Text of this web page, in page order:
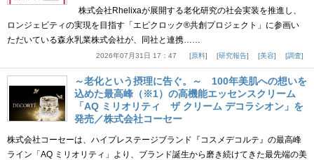
株式会社Rhelixaが展開する老化研究の社会実装を推進し、
ロンジェビティの実現を目指す「エピクロック®共創プロジェクト」に参画い
ただいている森永乳業株式会社が、同社と連携……
2026年07月31日 17：47 原料 研究報告 美容 調査
～老化という摂理に告ぐ。～ 100年美肌への想いを
込めた最高峰（※1）の高機能エッセンスクリーム
「AQ ミリオリティ ザ クリーム デコラシオン」を
発売／株式会社コーセー
株式会社コーセーは、ハイプレステージブランド『コスメデコルテ』の最高峰
ライン「AQ ミリオリティ」より、ブランド誕生から磨き続けてきた最先端の美